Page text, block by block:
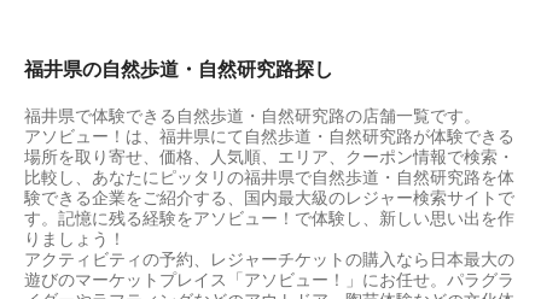
福井県の自然歩道・自然研究路探し
福井県で体験できる自然歩道・自然研究路の店舗一覧です。
アソビュー！は、福井県にて自然歩道・自然研究路が体験できる
場所を取り寄せ、価格、人気順、エリア、クーポン情報で検索・
比較し、あなたにピッタリの福井県で自然歩道・自然研究路を体
験できる企業をご紹介する、国内最大級のレジャー検索サイトで
す。記憶に残る経験をアソビュー！で体験し、新しい思い出を作
りましょう！
アクティビティの予約、レジャーチケットの購入なら日本最大の
遊びのマーケットプレイス「アソビュー！」にお任せ。パラグラ